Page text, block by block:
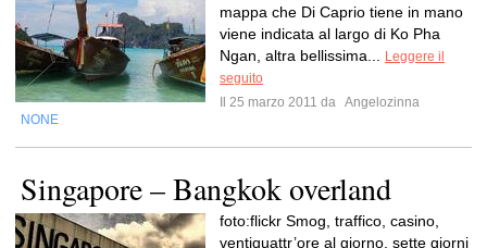
mappa che Di Caprio tiene in mano
viene indicata al largo di Ko Pha
Ngan, altra bellissima...
Leggere il
seguito
Il 25 marzo 2011 da Angelozinna
NONE
Singapore – Bangkok overland
foto:flickr Smog, traffico, casino,
ventiquattr’ore al giorno, sette giorni